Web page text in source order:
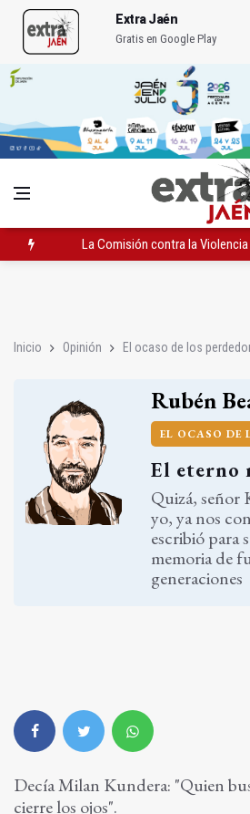
Extra Jaén
Gratis en Google Play
La Comisión contra la
Inicio Opinión El ocaso de los
Rubén
EL OCASO DE
El eterno
Quizá, señor
yo, ya nos
escribió para
memoria de
generaciones
Decía Milan Kundera: "Quien
cierre los ojos".